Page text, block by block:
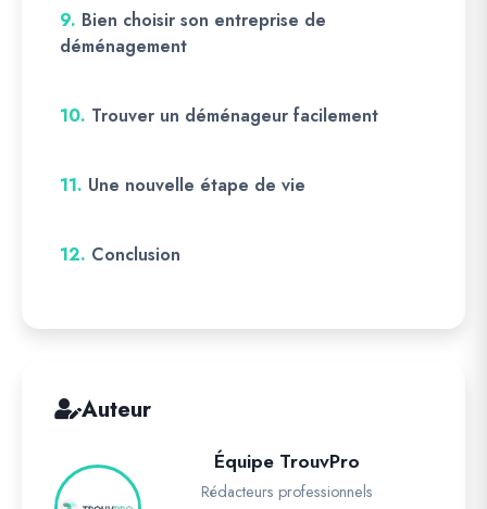
9. Bien choisir son entreprise de
déménagement
10. Trouver un déménageur facilement
11. Une nouvelle étape de vie
12. Conclusion
Auteur
Équipe TrouvPro
Rédacteurs professionnels